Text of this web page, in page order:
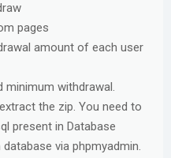
pages
amount of each user
minimum withdrawal.
the zip. You need to
present in Database
via phpmyadmin.